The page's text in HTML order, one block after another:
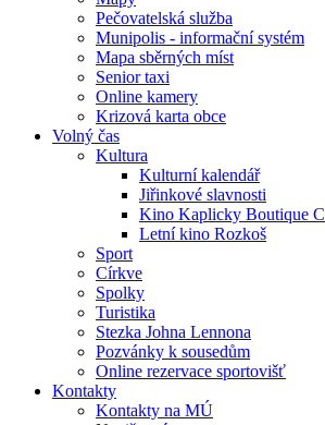
Pečovatelská služba
Munipolis - informační systém
Mapa sběrných míst
Senior taxi
Online kamery
Krizová karta obce
Volný čas
Kultura
Kulturní kalendář
Jiřinkové slavnosti
Kino Kaplicky Boutique
Letní kino Rozkoš
Sport
Církve
Spolky
Turistika
Stezka Johna Lennona
Pozvánky k sousedům
Online rezervace sportovišť
Kontakty
Kontakty na MÚ